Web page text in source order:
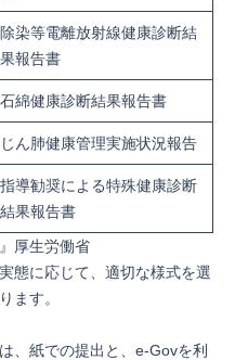
除染等電離放射線健康診断結
果報告書
石綿健康診断結果報告書
じん肺健康管理実施状況報告
指導勧奨による特殊健康診断
結果報告書
』厚生労働省
態に応じて、適切な様式を選
ます。
、紙での提出と、e-Govを利